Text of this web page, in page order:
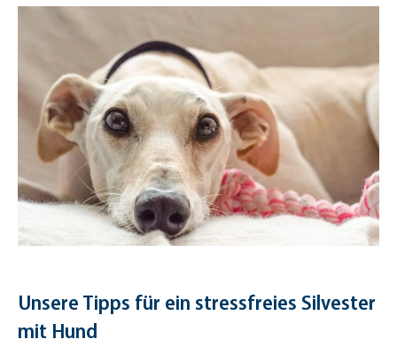
Unsere Tipps für ein stressfreies Silvester
mit Hund